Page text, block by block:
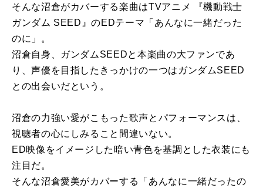
そんな沼倉がカバーする楽曲はTVアニメ 『機動戦士
ガンダム SEED』のEDテーマ「あんなに一緒だった
のに」。
沼倉自身、ガンダムSEEDと本楽曲の大ファンであ
り、声優を目指したきっかけの一つはガンダムSEED
との出会いだという。
沼倉の力強い愛がこもった歌声とパフォーマンスは、
視聴者の心にしみること間違いない。
ED映像をイメージした暗い青色を基調とした衣装にも
注目だ。
そんな沼倉愛美がカバーする「あんなに一緒だったの